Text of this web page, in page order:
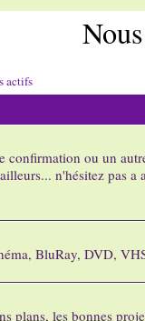
actifs
confirmation ou un
n'hésitez pas a
BluRay, DVD,
plans, les bonnes